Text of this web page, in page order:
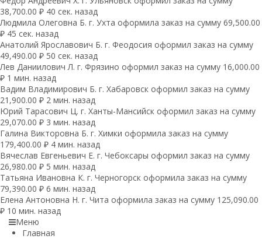
38,700.00 ₽ 40 сек. назад
Людмила Олеговна Б. г. Ухта оформила заказ на сумму 69,500.00
₽ 45 сек. назад
Анатолий Ярославович Б. г. Феодосия оформил заказ на сумму
49,490.00 ₽ 50 сек. назад
Лев Даниилович Л. г. Фрязино оформил заказ на сумму 16,000.00
₽ 1 мин. назад
Вадим Владимирович Б. г. Хабаровск оформил заказ на сумму
21,900.00 ₽ 2 мин. назад
Юрий Тарасович Ц. г. Ханты-Мансийск оформил заказ на сумму
29,070.00 ₽ 3 мин. назад
Галина Викторовна Б. г. Химки оформила заказ на сумму
179,400.00 ₽ 4 мин. назад
Вячеслав Евгеньевич Е. г. Чебоксары оформил заказ на сумму
26,980.00 ₽ 5 мин. назад
Татьяна Ивановна К. г. Черногорск оформила заказ на сумму
79,390.00 ₽ 6 мин. назад
Елена Антоновна Н. г. Чита оформила заказ на сумму 125,090.00
₽ 10 мин. назад
Меню
Главная